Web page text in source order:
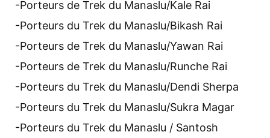
-Porteurs de Trek du Manaslu/Kale Rai
-Porteurs du Trek du Manaslu/Bikash Rai
-Porteurs de Trek du Manaslu/Yawan Rai
-Porteurs de Trek du Manaslu/Runche Rai
-Porteurs du Trek du Manaslu/Dendi Sherpa
-Porteurs du Trek du Manaslu/Sukra Magar
-Porteurs du Trek du Manaslu / Santosh